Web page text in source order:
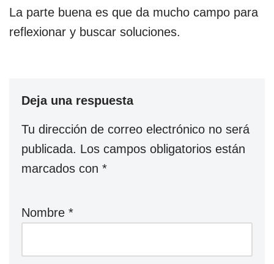
La parte buena es que da mucho campo para
reflexionar y buscar soluciones.
Deja una respuesta
Tu dirección de correo electrónico no será
publicada. Los campos obligatorios están
marcados con *
Nombre *